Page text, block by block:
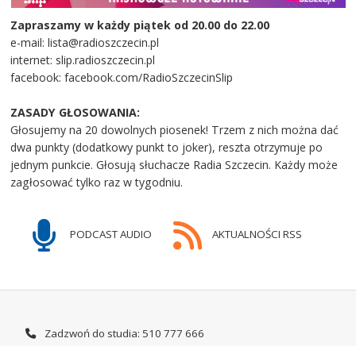
Zapraszamy w każdy piątek od 20.00 do 22.00
e-mail: lista@radioszczecin.pl
internet: slip.radioszczecin.pl
facebook: facebook.com/RadioSzczecinSlip
ZASADY GŁOSOWANIA:
Głosujemy na 20 dowolnych piosenek! Trzem z nich można dać
dwa punkty (dodatkowy punkt to joker), reszta otrzymuje po
jednym punkcie. Głosują słuchacze Radia Szczecin. Każdy może
zagłosować tylko raz w tygodniu.
PODCAST AUDIO AKTUALNOŚCI RSS
Zadzwoń do studia: 510 777 666